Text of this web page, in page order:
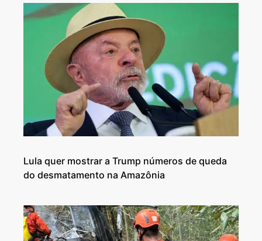
Lula quer mostrar a Trump números de queda
do desmatamento na Amazônia